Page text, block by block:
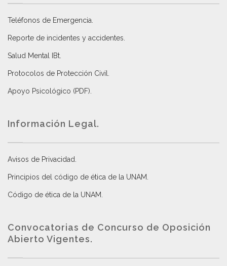
Teléfonos de Emergencia.
Reporte de incidentes y accidentes
Salud Mental IBt
Protocolos de Protección Civil
Apoyo Psicológico (PDF)
Información Legal.
Avisos de Privacidad
Principios del código de ética de la UNAM
Código de ética de la UNAM
Convocatorias de Concurso de Oposición
Abierto Vigentes.